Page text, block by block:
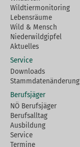
Wildtiermonitoring
Lebensräume
Wild & Mensch
Niederwildgipfel
Aktuelles
Service
Downloads
Stammdatenänderung
Berufsjäger
NÖ Berufsjäger
Berufsalltag
Ausbildung
Service
Termine